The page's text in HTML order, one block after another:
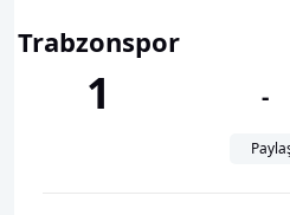
Trabzonspor
1 -